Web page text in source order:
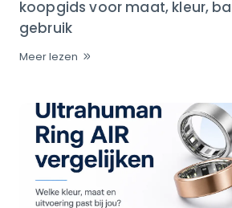
koopgids voor maat, kleur,
gebruik
Meer lezen